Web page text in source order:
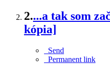
2....a tak som
kópia]
Send
Permanent link